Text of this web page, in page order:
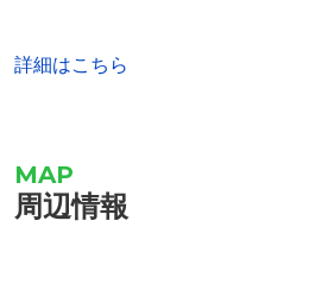
詳細はこちら
周辺情報